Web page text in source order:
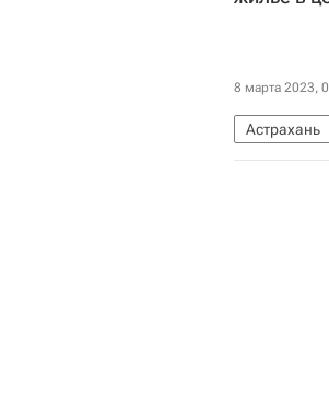
8 марта 2023,
Астрахань